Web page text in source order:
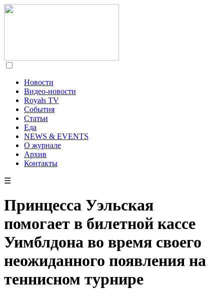
Новости
Видео-новости
Royals TV
События
Статьи
Еда
NEWS & EVENTS
О журнале
Архив
Контакты
☰
Принцесса Уэльская
помогает в билетной кассе
Уимблдона во время своего
неожиданного появления на
теннисном турнире